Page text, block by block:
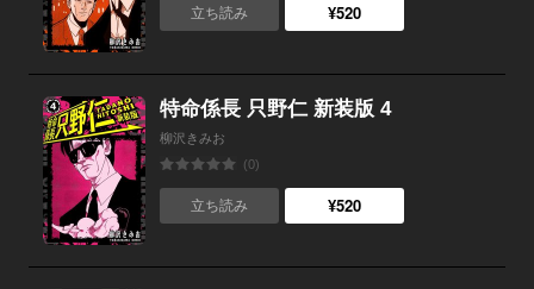
立ち読み ¥520
特命係長 只野仁 新装版 4
柳沢きみお
(0)
立ち読み ¥520